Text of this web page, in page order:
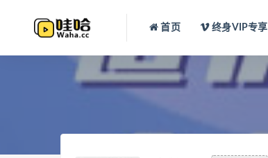
首页 终身VIP专享